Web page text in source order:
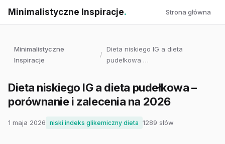
Minimalistyczne Inspiracje. Strona główna
Minimalistyczne
Inspiracje
/
Dieta niskiego IG a dieta
pudełkowa …
Dieta niskiego IG a dieta pudełkowa –
porównanie i zalecenia na 2026
1 maja 2026 niski indeks glikemiczny dieta 1289 słów